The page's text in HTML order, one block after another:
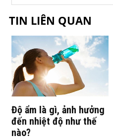
TIN LIÊN QUAN
Độ ẩm là gì, ảnh hưởng
đến nhiệt độ như thế
nào?